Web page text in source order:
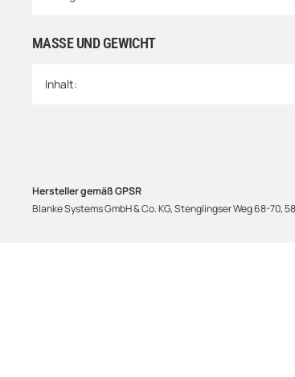
MASSE UND GEWICHT
Inhalt:
Hersteller gemäß GPSR
Blanke Systems GmbH & Co. KG, Stenglingser Weg 68-